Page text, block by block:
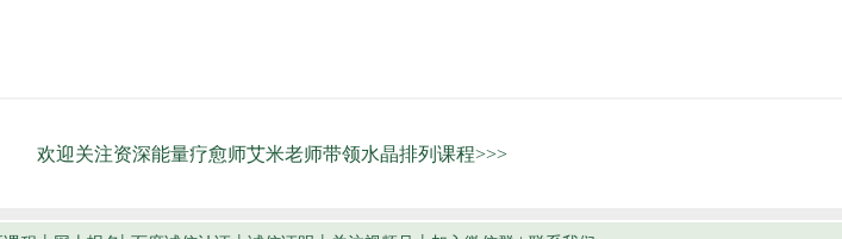
欢迎关注资深能量疗愈师艾米老师带领水晶排列课程>>>